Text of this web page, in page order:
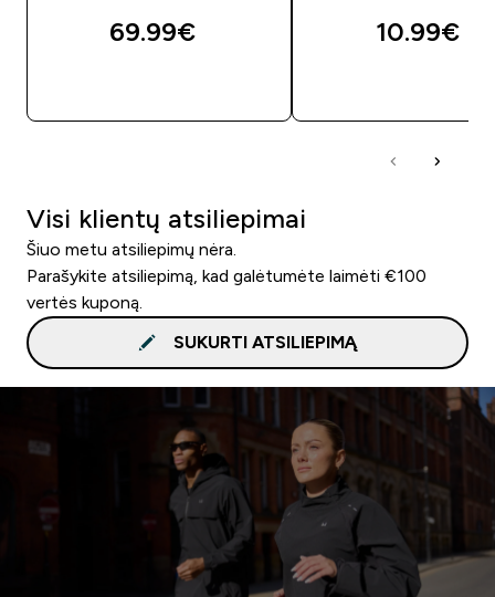
69.99€‎ 10.99€‎
Visi klientų atsiliepimai
Šiuo metu atsiliepimų nėra.
Parašykite atsiliepimą, kad galėtumėte laimėti €100
vertės kuponą.
SUKURTI ATSILIEPIMĄ